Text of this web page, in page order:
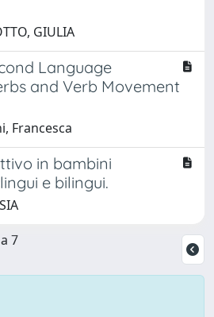
GIULIA
Language
and Verb Movement
Francesca
in bambini
e bilingui.
7